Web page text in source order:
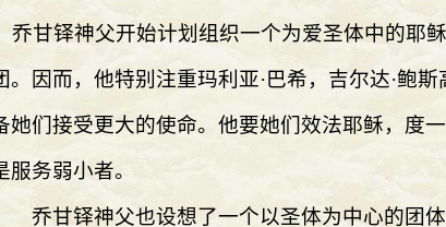
乔甘铎神父开始计划组织一个为爱圣体中的耶
。因而，他特别注重玛利亚·巴希，吉尔达·鲍
她们接受更大的使命。他要她们效法耶稣，度
服务弱小者。
乔甘铎神父也设想了一个以圣体为中心的团